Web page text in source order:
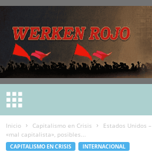
Inicio Capitalismo en Crisis
Estados Unidos
«mal capitalista», posibles...
CAPITALISMO EN CRISIS INTERNACIONAL